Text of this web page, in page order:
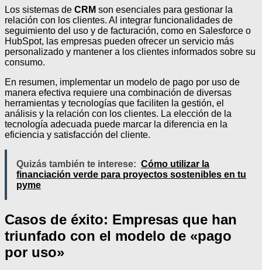
Los sistemas de CRM son esenciales para gestionar la
relación con los clientes. Al integrar funcionalidades de
seguimiento del uso y de facturación, como en Salesforce o
HubSpot, las empresas pueden ofrecer un servicio más
personalizado y mantener a los clientes informados sobre su
consumo.
En resumen, implementar un modelo de pago por uso de
manera efectiva requiere una combinación de diversas
herramientas y tecnologías que faciliten la gestión, el
análisis y la relación con los clientes. La elección de la
tecnología adecuada puede marcar la diferencia en la
eficiencia y satisfacción del cliente.
Quizás también te interese: Cómo utilizar la
financiación verde para proyectos sostenibles en tu
pyme
Casos de éxito: Empresas que han
triunfado con el modelo de «pago
por uso»